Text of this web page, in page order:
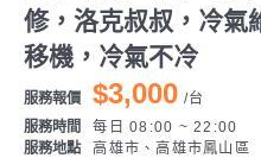
修，洛克叔叔，冷氣
移機，冷氣不冷
服務報價 $3,000 /台
服務時間
每日 08:00 ~ 22:00
服務地點
高雄市、高雄市鳳山區